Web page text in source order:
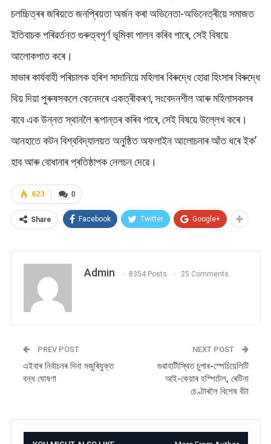
চলচ্চিত্ৰৰ জৰিয়তে জনপ্ৰিয়তা অৰ্জন কৰা অভিনেতা-অভিনেত্ৰীয়ে সমাজত
ইতিবাচক পৰিৱৰ্তনত গুৰুত্বপূৰ্ণ ভূমিকা পালন কৰিব পাৰে, সেই বিষয়ে
আলোকপাত কৰে।
মাভাৰ কাৰ্যবাহী পৰিচালক হৰিশ সাদানিয়ে মহিলাৰ বিৰুদ্ধে হোৱা হিংসাৰ বিৰুদ্ধে
থিয় দিয়া পুৰুষসকলে কেনেদৰে একত্ৰীকৰণ, সংবেদনশীল আৰু মহিলাসকলৰ
বাবে এক উন্নত স্থানলৈ ৰূপান্তৰ কৰিব পাৰে, সেই বিষয়ে উল্লেখ কৰে।
আনহাতে কটন বিশ্ববিদ্যালয়ত অনুষ্ঠিত অফলাইন আলোচনাৰ আঁত ধৰে ইক’
হাব আৰু বোধানাৰ প্ৰতিষ্ঠাপক নেলচন দেৱে।
0
623
Share Facebook Twitter Google+
Admin 8354 Posts 25 Comments
PREV POST
এইবাৰ নিৰ্বাচনৰ দিনা মজুৰিযুক্ত
বন্ধ ঘোষণা
NEXT POST
গুৱাহাটীস্থিত চুপাৰ-স্পেচিয়েলিটি
আই-কেয়াৰ হস্পিটেল, ৰেটিনা
চেণ্টাৰলৈ বিশেষ বঁটা